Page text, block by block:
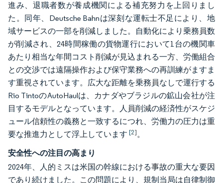
進み、退職者数が養成機関による補充努力を上回りまし
た。同年、Deutsche Bahnは深刻な運転士不足により、地
域サービスの一部を削減しました。自動化により乗務員数
が削減され、24時間稼働の貨物運行において1台の機関車
あたり相当な年間コスト削減が見込まれる一方、労働組合
との交渉では遠隔操作および保守業務への再訓練がますま
す重視されています。広大な距離を乗務員なしで運行する
Rio TintoのAutoHaulは、カナダやブラジルの鉱山会社が注
目するモデルとなっています。人員削減の経済性がスケジ
ュール信頼性の義務と一致するにつれ、労働力の圧力は重
要な推進力として浮上しています [2]。
安全性への注目の高まり
2024年、人的ミスは米国の幹線における事故の重大な要因
であり続けました。この問題により、規制当局は自律制御